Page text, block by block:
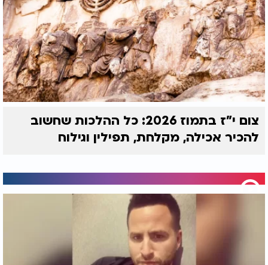
צום י"ז בתמוז 2026: כל ההלכות שחשוב
להכיר אכילה, מקלחת, תפילין וגילוח